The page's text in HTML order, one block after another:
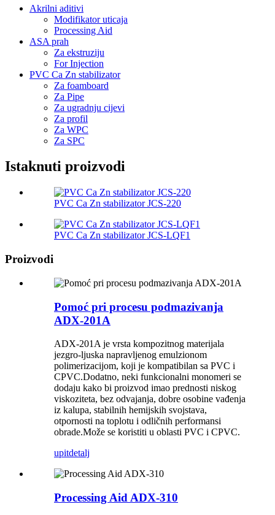
Akrilni aditivi
Modifikator uticaja
Processing Aid
ASA prah
Za ekstruziju
For Injection
PVC Ca Zn stabilizator
Za foamboard
Za Pipe
Za ugradnju cijevi
Za profil
Za WPC
Za SPC
Istaknuti proizvodi
PVC Ca Zn stabilizator JCS-220
PVC Ca Zn stabilizator JCS-LQF1
Proizvodi
Pomoć pri procesu podmazivanja
ADX-201A
ADX-201A je vrsta kompozitnog materijala
jezgro-ljuska napravljenog emulzionom
polimerizacijom, koji je kompatibilan sa PVC i
CPVC.Dodatno, neki funkcionalni monomeri se
dodaju kako bi proizvod imao prednosti niskog
viskoziteta, bez odvajanja, dobre osobine vađenja
iz kalupa, stabilnih hemijskih svojstava,
otpornosti na toplotu i odličnih performansi
obrade.Može se koristiti u oblasti PVC i CPVC.
upitdetalj
Processing Aid ADX-310